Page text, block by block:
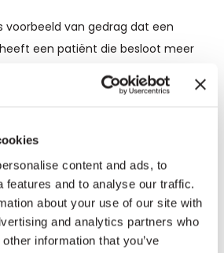
content and ads, to
features and to analyse our traffic.
about your use of our site with
and analytics partners who
information that you’ve
voorbeeld van gedrag dat een
een patiënt die besloot meer
enorme inzet leidde tot een
Goede medische zorg is de
En het informeren van
een manier om de omgeving een
en zo de kwaliteit van leven te